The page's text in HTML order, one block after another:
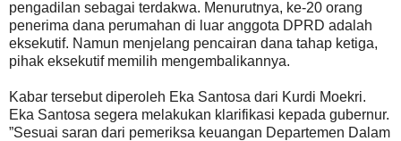
pengadilan sebagai terdakwa. Menurutnya, ke-20 orang
penerima dana perumahan di luar anggota DPRD adalah
eksekutif. Namun menjelang pencairan dana tahap ketiga,
pihak eksekutif memilih mengembalikannya.
Kabar tersebut diperoleh Eka Santosa dari Kurdi Moekri.
Eka Santosa segera melakukan klarifikasi kepada gubernur.
”Sesuai saran dari pemeriksa keuangan Departemen Dalam